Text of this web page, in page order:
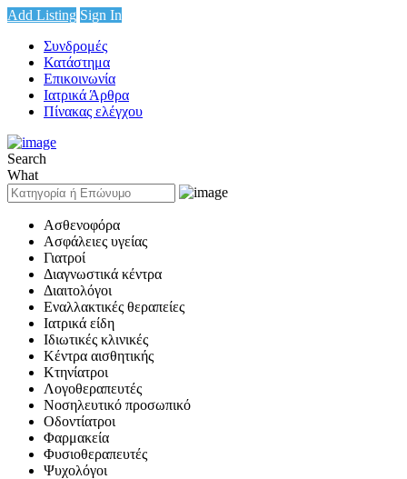
Add Listing Sign In
Συνδρομές
Κατάστημα
Επικοινωνία
Ιατρικά Άρθρα
Πίνακας ελέγχου
Search
What
Ασθενοφόρα
Ασφάλειες υγείας
Γιατροί
Διαγνωστικά κέντρα
Διαιτολόγοι
Εναλλακτικές θεραπείες
Ιατρικά είδη
Ιδιωτικές κλινικές
Κέντρα αισθητικής
Κτηνίατροι
Λογοθεραπευτές
Νοσηλευτικό προσωπικό
Οδοντίατροι
Φαρμακεία
Φυσιοθεραπευτές
Ψυχολόγοι